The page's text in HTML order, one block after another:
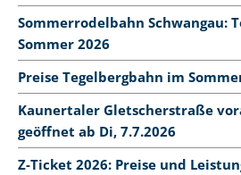
Sommerrodelbahn Schwangau:
Sommer 2026
Preise Tegelbergbahn im
Kaunertaler Gletscherstraße
geöffnet ab Di, 7.7.2026
Z-Ticket 2026: Preise und